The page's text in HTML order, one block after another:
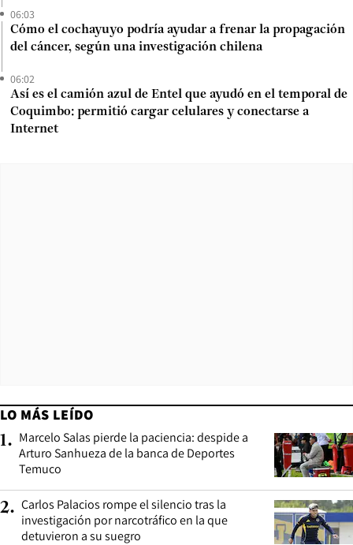
06:03
Cómo el cochayuyo podría ayudar a frenar la propagación
del cáncer, según una investigación chilena
06:02
Así es el camión azul de Entel que ayudó en el temporal de
Coquimbo: permitió cargar celulares y conectarse a
Internet
LO MÁS LEÍDO
1. Marcelo Salas pierde la paciencia: despide a
Arturo Sanhueza de la banca de Deportes
Temuco
2. Carlos Palacios rompe el silencio tras la
investigación por narcotráfico en la que
detuvieron a su suegro